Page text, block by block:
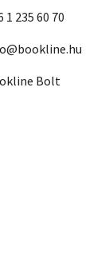
1 235 60 70
Bolt